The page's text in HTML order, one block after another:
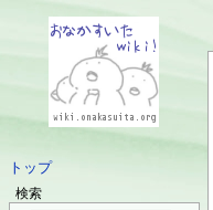
トップ
検索